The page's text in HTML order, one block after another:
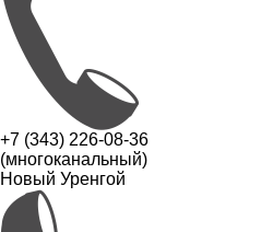
+7 (343) 226-08-36
(многоканальный)
Новый Уренгой